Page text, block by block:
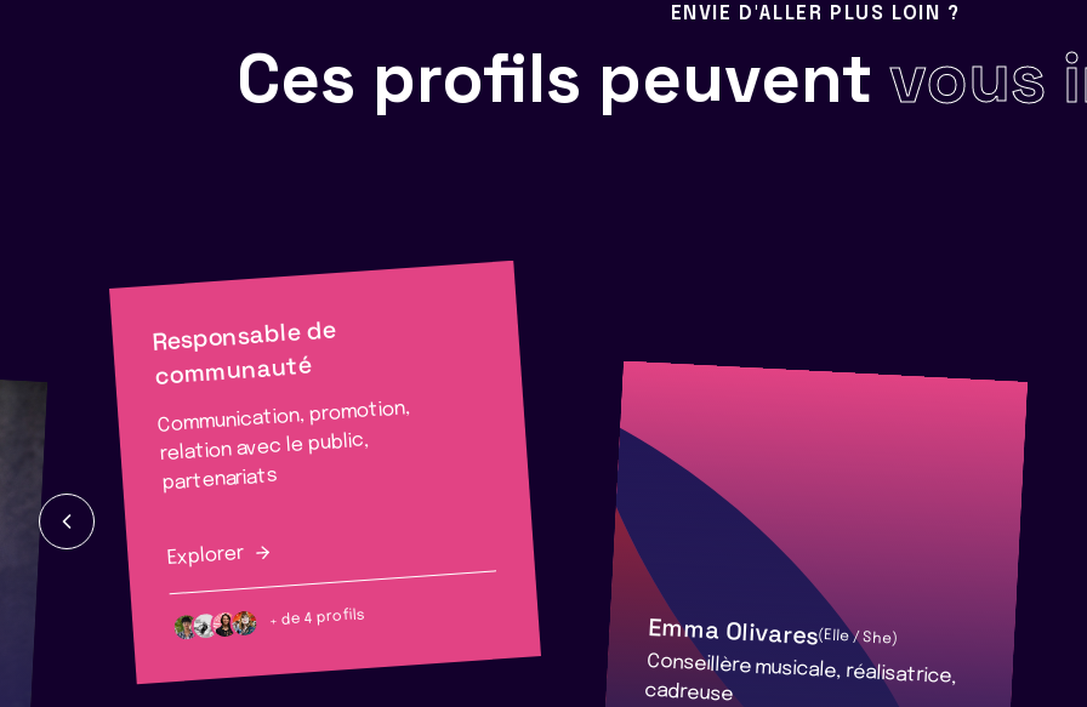
ENVIE D'ALLER PLUS LOIN ?
Ces profils peuvent vous
Responsable de
communauté
Communication, promotion,
relation avec le public,
partenariats
Explorer
+ de 4 profils Emma Olivares(Elle / She)
Conseillère musicale, réalisatrice,
cadreuse